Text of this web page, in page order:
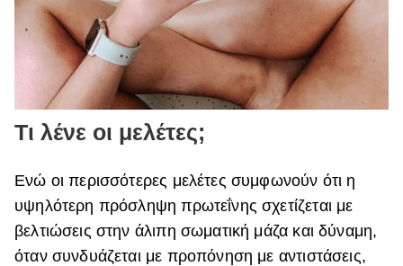
Τι λένε οι μελέτες;
Ενώ οι περισσότερες μελέτες συμφωνούν ότι η
υψηλότερη πρόσληψη πρωτεΐνης σχετίζεται με
βελτιώσεις στην άλιπη σωματική μάζα και δύναμη,
όταν συνδυάζεται με προπόνηση με αντιστάσεις,